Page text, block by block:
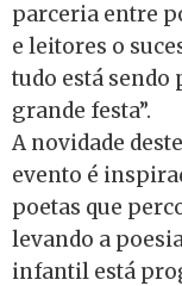
parceria entre
e leitores o
tudo está
grande festa”.
A novidade
evento é
poetas que
levando a
infantil está